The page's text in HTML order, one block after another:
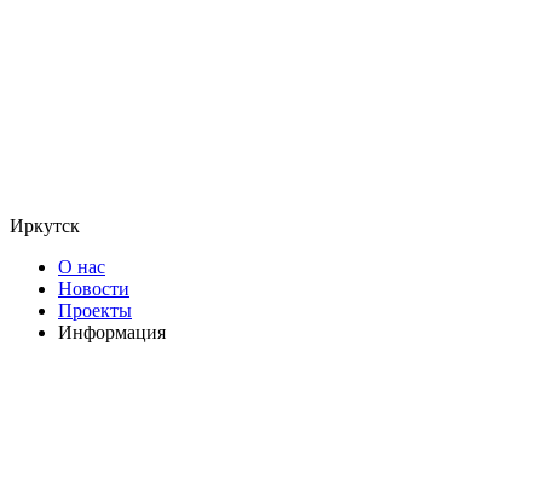
Иркутск
О нас
Новости
Проекты
Информация